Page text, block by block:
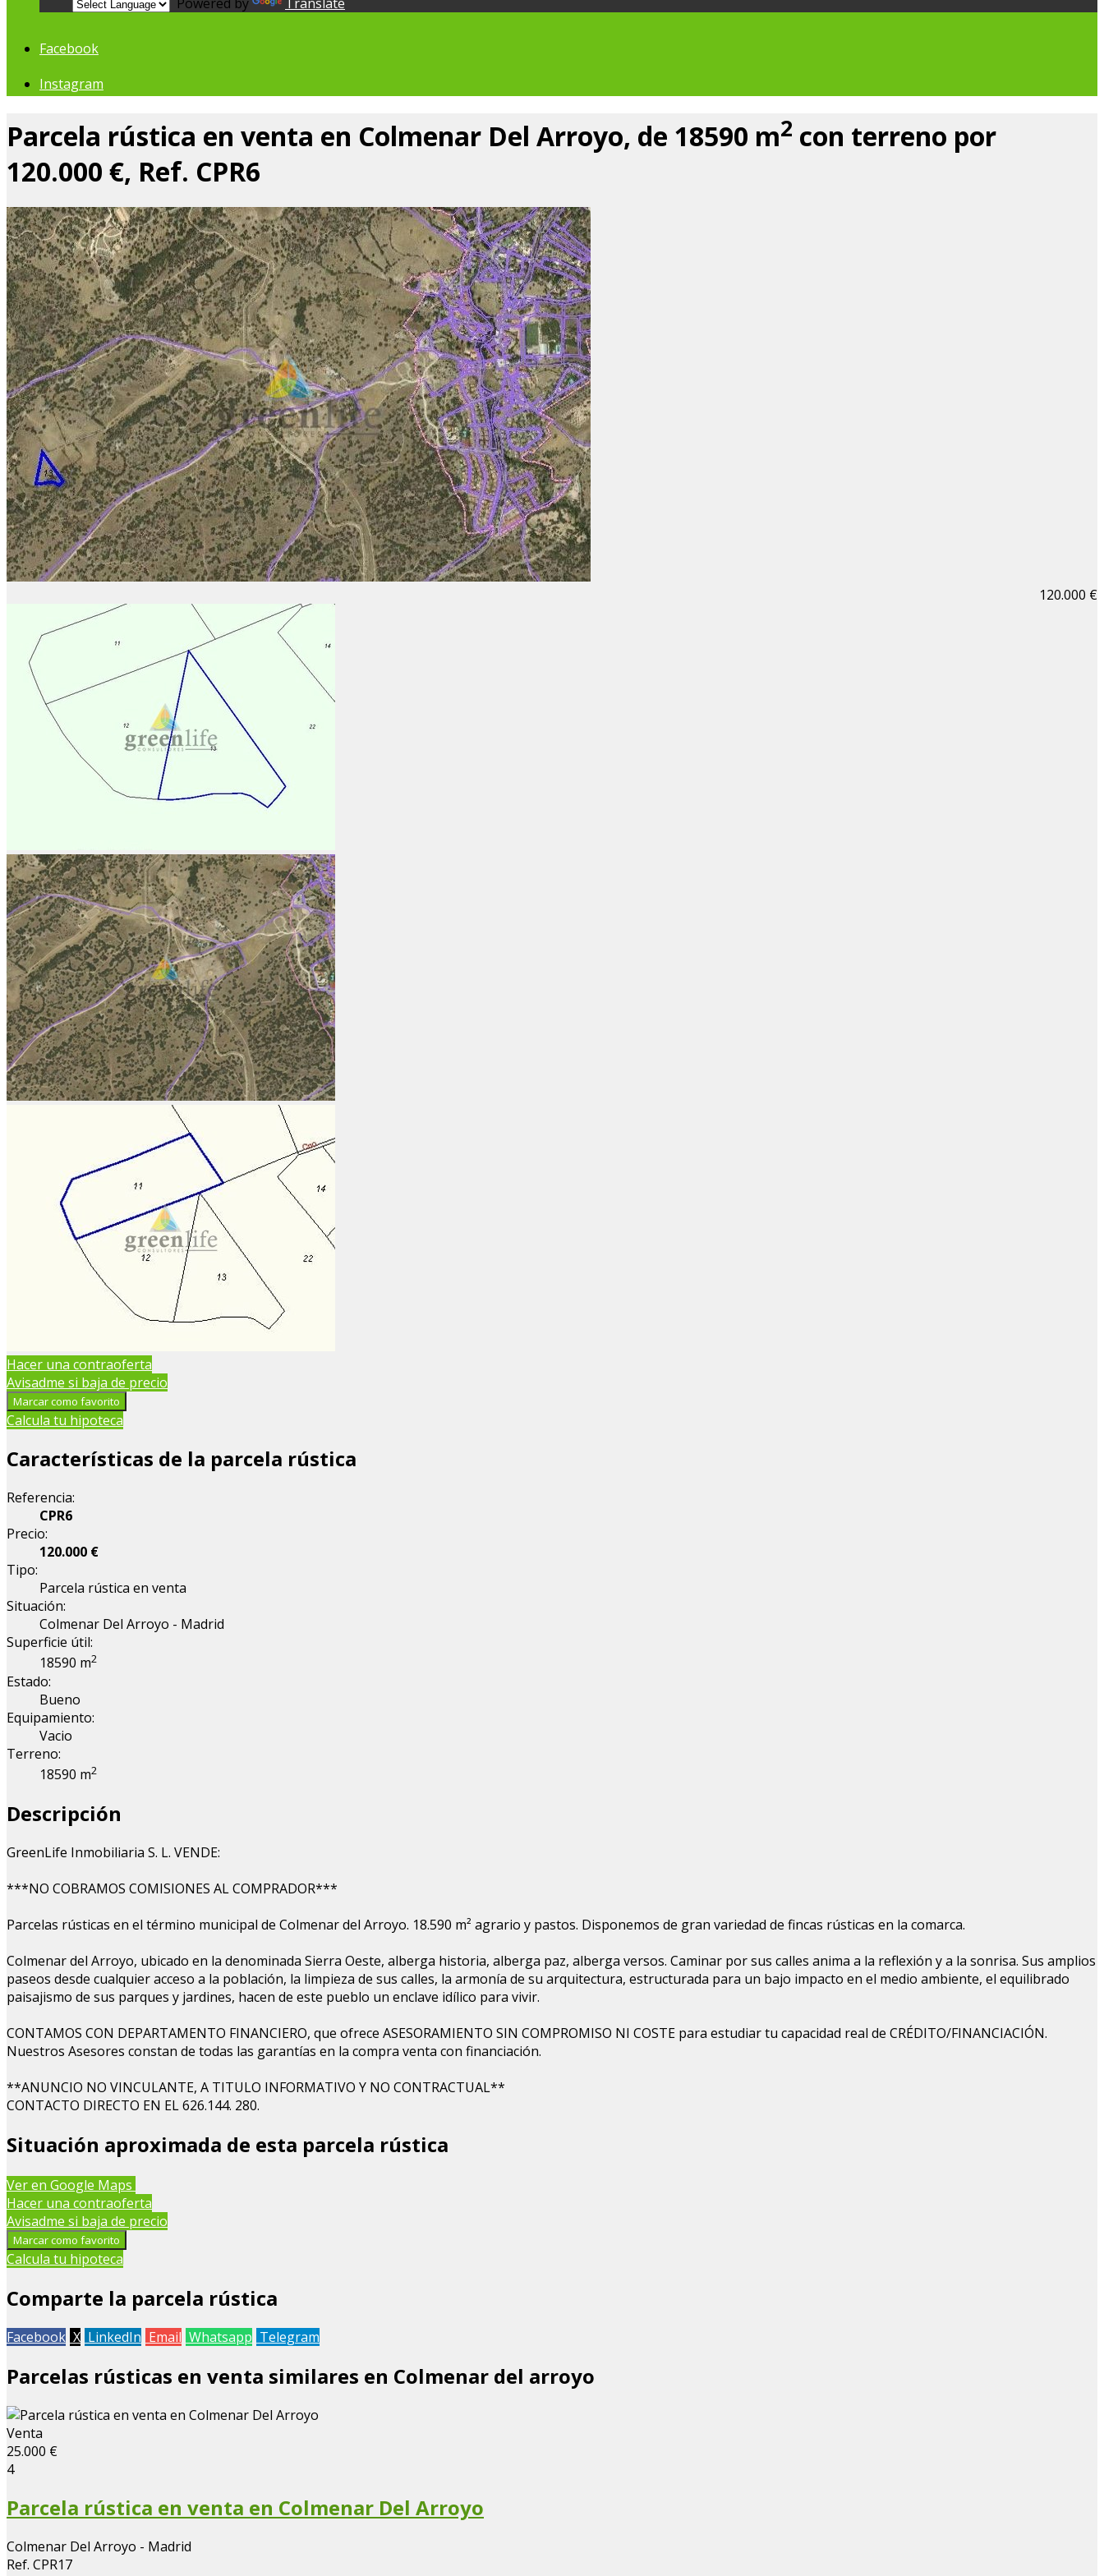
Facebook
Instagram
Parcela rústica en venta en Colmenar Del Arroyo, de 18590 m2 con terreno por
120.000 €, Ref. CPR6
120.000 €
Hacer una contraoferta
Avisadme si baja de precio
Marcar como favorito
Calcula tu hipoteca
Características de la parcela rústica
Referencia:
CPR6
Precio:
120.000 €
Tipo:
Parcela rústica en venta
Situación:
Colmenar Del Arroyo - Madrid
Superficie útil:
18590 m2
Estado:
Bueno
Equipamiento:
Vacio
Terreno:
18590 m2
Descripción
GreenLife Inmobiliaria S. L. VENDE:
***NO COBRAMOS COMISIONES AL COMPRADOR***
Parcelas rústicas en el término municipal de Colmenar del Arroyo. 18.590 m² agrario y pastos. Disponemos de gran variedad de fincas rústicas en la comarca.
Colmenar del Arroyo, ubicado en la denominada Sierra Oeste, alberga historia, alberga paz, alberga versos. Caminar por sus calles anima a la reflexión y a la sonrisa. Sus amplios
paseos desde cualquier acceso a la población, la limpieza de sus calles, la armonía de su arquitectura, estructurada para un bajo impacto en el medio ambiente, el equilibrado
paisajismo de sus parques y jardines, hacen de este pueblo un enclave idílico para vivir.
CONTAMOS CON DEPARTAMENTO FINANCIERO, que ofrece ASESORAMIENTO SIN COMPROMISO NI COSTE para estudiar tu capacidad real de CRÉDITO/FINANCIACIÓN.
Nuestros Asesores constan de todas las garantías en la compra venta con financiación.
**ANUNCIO NO VINCULANTE, A TITULO INFORMATIVO Y NO CONTRACTUAL**
CONTACTO DIRECTO EN EL 626.144. 280.
Situación aproximada de esta parcela rústica
+
−
Ver en Google Maps
Hacer una contraoferta
Avisadme si baja de precio
Marcar como favorito
Calcula tu hipoteca
Comparte la parcela rústica
Facebook X LinkedIn Email Whatsapp Telegram
Parcelas rústicas en venta similares en Colmenar del arroyo
Venta
25.000 €
4
Parcela rústica en venta en Colmenar Del Arroyo
Colmenar Del Arroyo - Madrid
Ref. CPR17